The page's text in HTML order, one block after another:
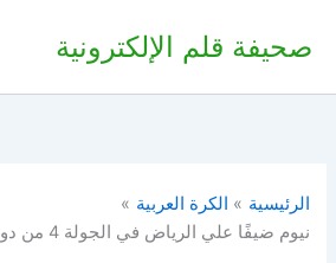
صحيفة قلم الإلكترونية
الرئيسية
الكرة العربية
نيوم ضيفًا علي الرياض في الجولة 4 من دوري روشن السعودي